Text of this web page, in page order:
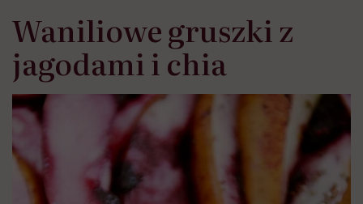
Waniliowe gruszki z
jagodami i chia